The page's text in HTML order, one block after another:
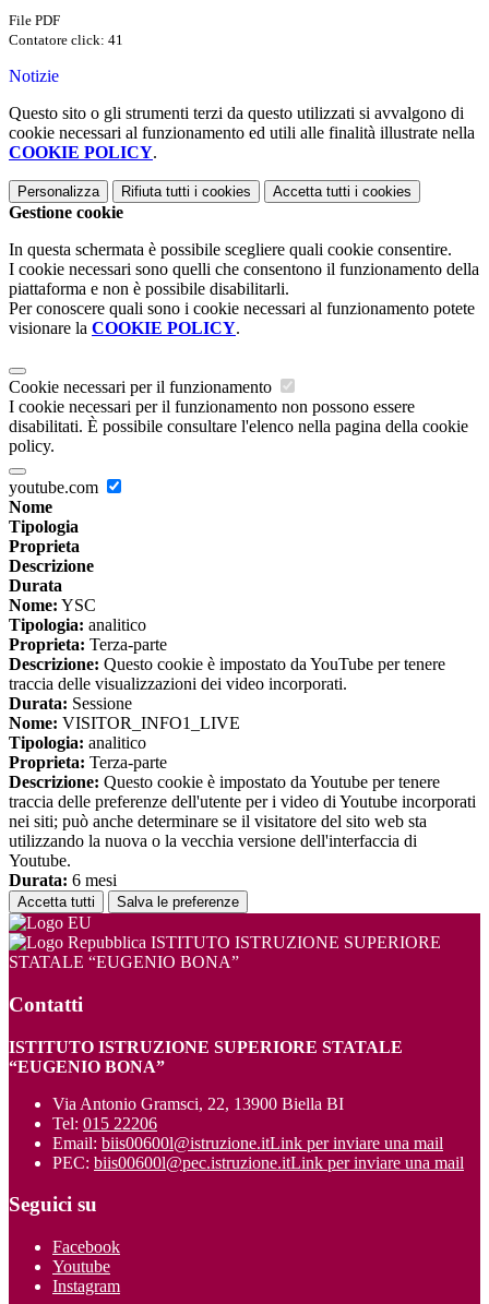
File PDF
Contatore click: 41
Notizie
Questo sito o gli strumenti terzi da questo utilizzati si avvalgono di
cookie necessari al funzionamento ed utili alle finalità illustrate nella
COOKIE POLICY.
Personalizza Rifiuta tutti i cookies Accetta tutti i cookies
Gestione cookie
In questa schermata è possibile scegliere quali cookie consentire.
I cookie necessari sono quelli che consentono il funzionamento della
piattaforma e non è possibile disabilitarli.
Per conoscere quali sono i cookie necessari al funzionamento potete
visionare la COOKIE POLICY.
Cookie necessari per il funzionamento
I cookie necessari per il funzionamento non possono essere
disabilitati. È possibile consultare l'elenco nella pagina della cookie
policy.
youtube.com
Nome
Tipologia
Proprieta
Descrizione
Durata
Nome: YSC
Tipologia: analitico
Proprieta: Terza-parte
Descrizione: Questo cookie è impostato da YouTube per tenere
traccia delle visualizzazioni dei video incorporati.
Durata: Sessione
Nome: VISITOR_INFO1_LIVE
Tipologia: analitico
Proprieta: Terza-parte
Descrizione: Questo cookie è impostato da Youtube per tenere
traccia delle preferenze dell'utente per i video di Youtube incorporati
nei siti; può anche determinare se il visitatore del sito web sta
utilizzando la nuova o la vecchia versione dell'interfaccia di
Youtube.
Durata: 6 mesi
Accetta tutti Salva le preferenze
ISTITUTO ISTRUZIONE SUPERIORE
STATALE “EUGENIO BONA”
Contatti
ISTITUTO ISTRUZIONE SUPERIORE STATALE
“EUGENIO BONA”
Via Antonio Gramsci, 22, 13900 Biella BI
Tel: 015 22206
Email: biis00600l@istruzione.itLink per inviare una mail
PEC: biis00600l@pec.istruzione.itLink per inviare una mail
Seguici su
Facebook
Youtube
Instagram